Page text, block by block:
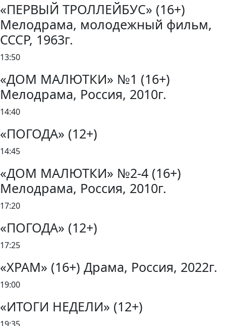
«ПЕРВЫЙ ТРОЛЛЕЙБУС» (16+)
Мелодрама, молодежный фильм,
СССР, 1963г.
13:50
«ДОМ МАЛЮТКИ» №1 (16+)
Мелодрама, Россия, 2010г.
14:40
«ПОГОДА» (12+)
14:45
«ДОМ МАЛЮТКИ» №2-4 (16+)
Мелодрама, Россия, 2010г.
17:20
«ПОГОДА» (12+)
17:25
«ХРАМ» (16+) Драма, Россия, 2022г.
19:00
«ИТОГИ НЕДЕЛИ» (12+)